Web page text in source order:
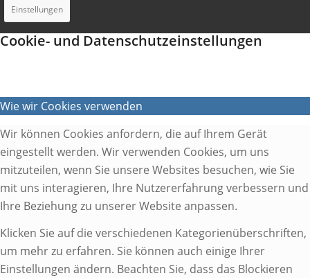
Einstellungen
Cookie- und Datenschutzeinstellungen
Wie wir Cookies verwenden
Wir können Cookies anfordern, die auf Ihrem Gerät
eingestellt werden. Wir verwenden Cookies, um uns
mitzuteilen, wenn Sie unsere Websites besuchen, wie Sie
mit uns interagieren, Ihre Nutzererfahrung verbessern und
Ihre Beziehung zu unserer Website anpassen.
Klicken Sie auf die verschiedenen Kategorienüberschriften,
um mehr zu erfahren. Sie können auch einige Ihrer
Einstellungen ändern. Beachten Sie, dass das Blockieren